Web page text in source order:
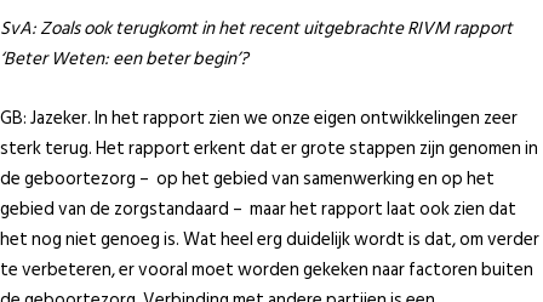
SvA:Zoals ook terugkomt in het recent uitgebrachte RIVM rapport
‘Beter Weten: een beter begin’?
GB: Jazeker. In het rapport zien we onze eigen ontwikkelingen zeer
sterk terug. Het rapport erkent dat er grote stappen zijn genomen in
de geboortezorg – op het gebied van samenwerking en op het
gebied van de zorgstandaard – maar het rapport laat ook zien dat
het nog niet genoeg is. Wat heel erg duidelijk wordt is dat, om verder
te verbeteren, er vooral moet worden gekeken naar factoren buiten